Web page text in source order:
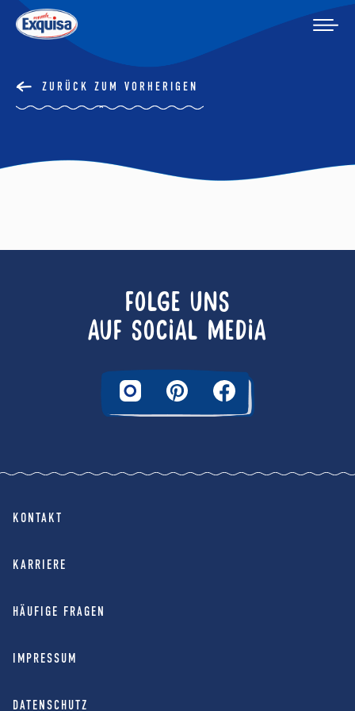
ZURÜCK ZUM VORHERIGEN
FOLGE UNS
AUF SOCIAL MEDIA
KONTAKT
KARRIERE
HÄUFIGE FRAGEN
IMPRESSUM
DATENSCHUTZ